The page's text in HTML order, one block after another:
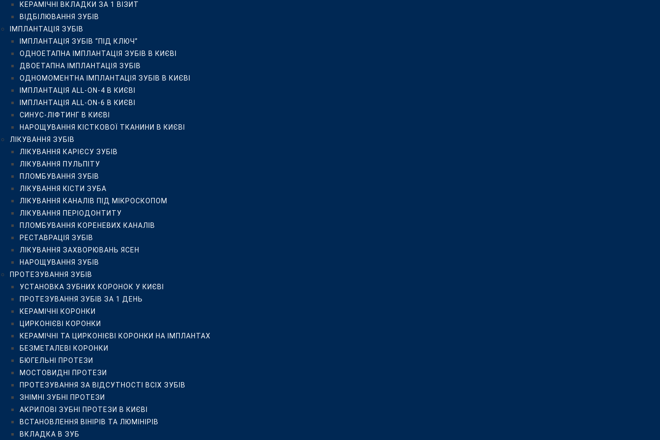
ЛІКУВАННЯ ЗУБІВ
ЛІКУВАННЯ КАРІЄСУ ЗУБІВ
ЛІКУВАННЯ ПУЛЬПІТУ
ПЛОМБУВАННЯ ЗУБІВ
ЛІКУВАННЯ КІСТИ ЗУБА
ЛІКУВАННЯ КАНАЛІВ ПІД МІКРОСКОПОМ
ЛІКУВАННЯ ПЕРІОДОНТИТУ
ПЛОМБУВАННЯ КОРЕНЕВИХ КАНАЛІВ
РЕСТАВРАЦІЯ ЗУБІВ
ЛІКУВАННЯ ЗАХВОРЮВАНЬ ЯСЕН
НАРОЩУВАННЯ ЗУБІВ
ПРОТЕЗУВАННЯ ЗУБІВ
УСТАНОВКА ЗУБНИХ КОРОНОК У КИЄВІ
ПРОТЕЗУВАННЯ ЗУБІВ ЗА 1 ДЕНЬ
КЕРАМІЧНІ КОРОНКИ
ЦИРКОНІЄВІ КОРОНКИ
КЕРАМІЧНІ ТА ЦИРКОНІЄВІ КОРОНКИ НА ІМПЛАНТАХ
БЕЗМЕТАЛЕВІ КОРОНКИ
БЮГЕЛЬНІ ПРОТЕЗИ
МОСТОВИДНІ ПРОТЕЗИ
ПРОТЕЗУВАННЯ ЗА ВІДСУТНОСТІ ВСІХ ЗУБІВ
ЗНІМНІ ЗУБНІ ПРОТЕЗИ
АКРИЛОВІ ЗУБНІ ПРОТЕЗИ В КИЄВІ
ВСТАНОВЛЕННЯ ВІНІРІВ ТА ЛЮМІНІРІВ
ВКЛАДКА В ЗУБ
ЛІКУВАННЯ ЯСЕН
ЛІКУВАННЯ ПАРОДОНТИТУ
ЛІКУВАННЯ ГІНГІВІТУ
ЛІКУВАННЯ ПАРОДОНТОЗУ
ЛІКУВАННЯ ЛАЗЕРОМ
ВЕКТОР-ТЕРАПІЯ ЯСЕН
ХІРУРГІЧНА СТОМАТОЛОГІЯ
ВИДАЛЕННЯ “ЗУБІВ МУДРОСТІ”
ВИДАЛЕННЯ ЗУБІВ
ІМПЛАНТАЦІЯ ЗУБІВ
ХІРУРГІЧНІ ОПЕРАЦІЇ НА ЩЕЛЕПАХ ТА ЯСНАХ
КЕРАМІЧНІ ВКЛАДКИ ЗА 1 ВІЗИТ
ВІДБІЛЮВАННЯ ЗУБІВ
ІМПЛАНТАЦІЯ ЗУБІВ
ІМПЛАНТАЦІЯ ЗУБІВ “ПІД КЛЮЧ”
ОДНОЕТАПНА ІМПЛАНТАЦІЯ ЗУБІВ В КИЄВІ
ДВОЕТАПНА ІМПЛАНТАЦІЯ ЗУБІВ
ОДНОМОМЕНТНА ІМПЛАНТАЦІЯ ЗУБІВ В КИЄВІ
ІМПЛАНТАЦІЯ ALL-ON-4 В КИЄВІ
ІМПЛАНТАЦІЯ ALL-ON-6 В КИЄВІ
СИНУС-ЛІФТИНГ В КИЄВІ
НАРОЩУВАННЯ КІСТКОВОЇ ТКАНИНИ В КИЄВІ
ЛІКУВАННЯ ЗУБІВ
ЛІКУВАННЯ КАРІЄСУ ЗУБІВ
ЛІКУВАННЯ ПУЛЬПІТУ
ПЛОМБУВАННЯ ЗУБІВ
ЛІКУВАННЯ КІСТИ ЗУБА
ЛІКУВАННЯ КАНАЛІВ ПІД МІКРОСКОПОМ
ЛІКУВАННЯ ПЕРІОДОНТИТУ
ПЛОМБУВАННЯ КОРЕНЕВИХ КАНАЛІВ
РЕСТАВРАЦІЯ ЗУБІВ
ЛІКУВАННЯ ЗАХВОРЮВАНЬ ЯСЕН
НАРОЩУВАННЯ ЗУБІВ
ПРОТЕЗУВАННЯ ЗУБІВ
УСТАНОВКА ЗУБНИХ КОРОНОК У КИЄВІ
ПРОТЕЗУВАННЯ ЗУБІВ ЗА 1 ДЕНЬ
КЕРАМІЧНІ КОРОНКИ
ЦИРКОНІЄВІ КОРОНКИ
КЕРАМІЧНІ ТА ЦИРКОНІЄВІ КОРОНКИ НА ІМПЛАНТАХ
БЕЗМЕТАЛЕВІ КОРОНКИ
БЮГЕЛЬНІ ПРОТЕЗИ
МОСТОВИДНІ ПРОТЕЗИ
ПРОТЕЗУВАННЯ ЗА ВІДСУТНОСТІ ВСІХ ЗУБІВ
ЗНІМНІ ЗУБНІ ПРОТЕЗИ
АКРИЛОВІ ЗУБНІ ПРОТЕЗИ В КИЄВІ
ВСТАНОВЛЕННЯ ВІНІРІВ ТА ЛЮМІНІРІВ
ВКЛАДКА В ЗУБ